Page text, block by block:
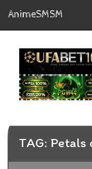
AnimeSMSM
TAG: